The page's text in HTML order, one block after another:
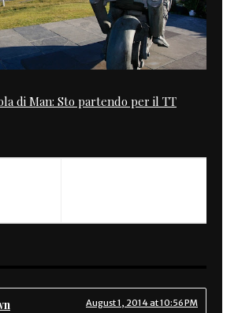
di Man: Sto partendo per il TT
August 1, 2014 at 10:56 PM